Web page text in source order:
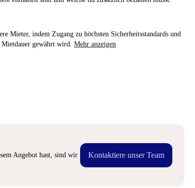
Mieter, indem Zugang zu höchsten Sicherheitsstandards und
gewährt wird. Mehr anzeigen
Angebot hast, sind wir
Kontaktiere unser Team